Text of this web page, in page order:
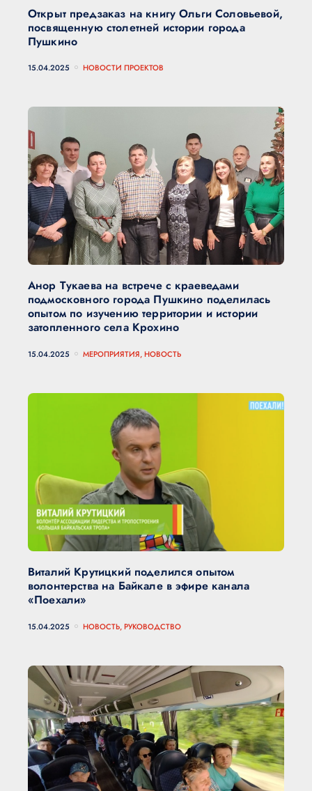
Открыт предзаказ на книгу Ольги Соловьевой,
посвященную столетней истории города
Пушкино
15.04.2025 НОВОСТИ ПРОЕКТОВ
Анор Тукаева на встрече с краеведами
подмосковного города Пушкино поделилась
опытом по изучению территории и истории
затопленного села Крохино
15.04.2025 МЕРОПРИЯТИЯ, НОВОСТЬ
Виталий Крутицкий поделился опытом
волонтерства на Байкале в эфире канала
«Поехали»
15.04.2025 НОВОСТЬ, РУКОВОДСТВО